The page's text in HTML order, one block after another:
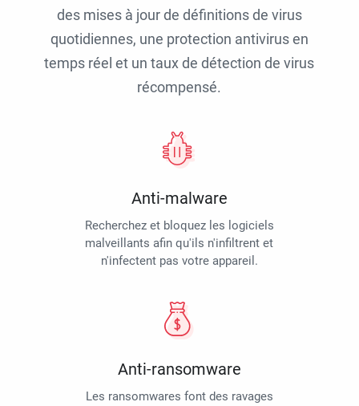
des mises à jour de définitions de virus
quotidiennes, une protection antivirus en
temps réel et un taux de détection de virus
récompensé.
Anti-malware
Recherchez et bloquez les logiciels
malveillants afin qu'ils n'infiltrent et
n'infectent pas votre appareil.
Anti-ransomware
Les ransomwares font des ravages